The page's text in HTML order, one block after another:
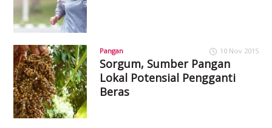
Pangan 10 Nov 2015
Sorgum, Sumber Pangan
Lokal Potensial Pengganti
Beras